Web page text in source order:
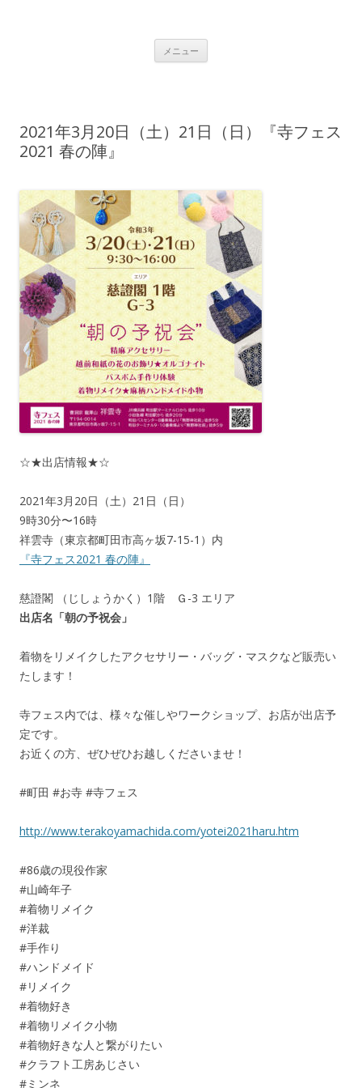
子が、大島紬や久留米絣などの着物をリメイクした洋服やバッグなどの
メニュー
2021年3月20日（土）21日（日）『寺フェス
2021 春の陣』
☆★出店情報★☆
2021年3月20日（土）21日（日）
9時30分〜16時
祥雲寺（東京都町田市高ヶ坂7-15-1）内
『寺フェス2021 春の陣』
慈證閣 （じしょうかく）1階 Ｇ-3 エリア
出店名「朝の予祝会」
着物をリメイクしたアクセサリー・バッグ・マスクなど販売い
たします！
寺フェス内では、様々な催しやワークショップ、お店が出店予
定です。
お近くの方、ぜひぜひお越しくださいませ！
#町田 #お寺 #寺フェス
http://www.terakoyamachida.com/yotei2021haru.htm
#86歳の現役作家
#山崎年子
#着物リメイク
#洋裁
#手作り
#ハンドメイド
#リメイク
#着物好き
#着物リメイク小物
#着物好きな人と繋がりたい
#クラフト工房あじさい
#ミンネ